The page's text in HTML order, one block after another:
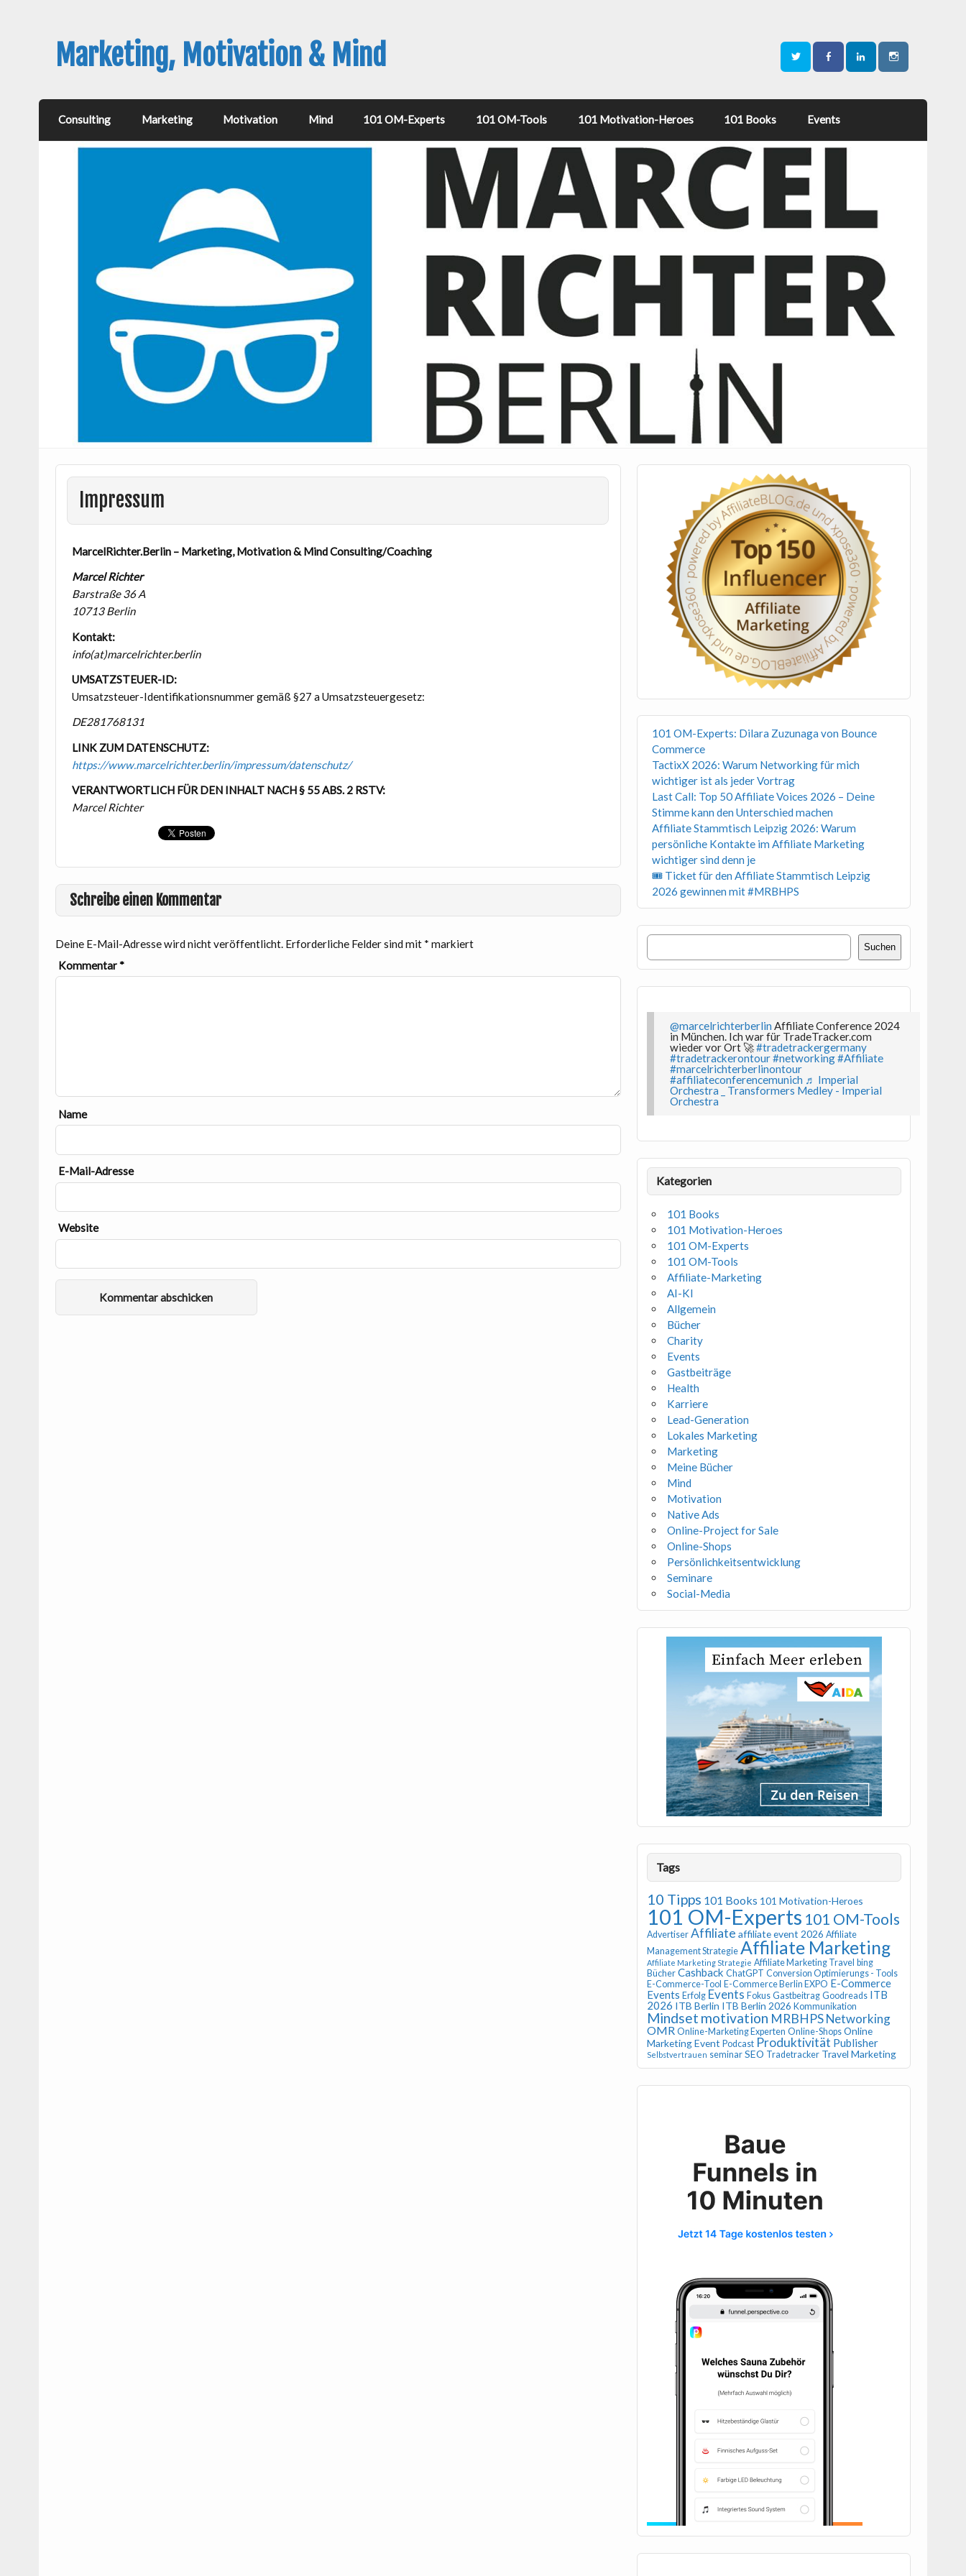
Marketing, Motivation & Mind
Consulting Marketing Motivation Mind 101 OM-Experts 101 OM-Tools 101 Motivation-Heroes 101 Books Events
Impressum
MarcelRichter.Berlin – Marketing, Motivation & Mind Consulting/Coaching
Marcel Richter
Barstraße 36 A
10713 Berlin
Kontakt:
info(at)marcelrichter.berlin
UMSATZSTEUER-ID:
Umsatzsteuer-Identifikationsnummer gemäß §27 a Umsatzsteuergesetz:
DE281768131
LINK ZUM DATENSCHUTZ:
https://www.marcelrichter.berlin/impressum/datenschutz/
VERANTWORTLICH FÜR DEN INHALT NACH § 55 ABS. 2 RSTV:
Marcel Richter
Schreibe einen Kommentar
Deine E-Mail-Adresse wird nicht veröffentlicht. Erforderliche Felder sind mit * markiert
Kommentar*
Name
E-Mail-Adresse
Website
101 OM-Experts: Dilara Zuzunaga von Bounce
Commerce
TactixX 2026: Warum Networking für mich
wichtiger ist als jeder Vortrag
Last Call: Top 50 Affiliate Voices 2026 – Deine
Stimme kann den Unterschied machen
Affiliate Stammtisch Leipzig 2026: Warum
persönliche Kontakte im Affiliate Marketing
wichtiger sind denn je
🎟 Ticket für den Affiliate Stammtisch Leipzig
2026 gewinnen mit #MRBHPS
Suchen
Suchen
@marcelrichterberlin Affiliate Conference 2024
in München. Ich war für TradeTracker.com
wieder vor Ort 🚀#tradetrackergermany
#tradetrackerontour#networking#Affiliate
#marcelrichterberlinontour
#affiliateconferencemunich ♬ Imperial
Orchestra _ Transformers Medley - Imperial
Orchestra
Kategorien
101 Books
101 Motivation-Heroes
101 OM-Experts
101 OM-Tools
Affiliate-Marketing
AI-KI
Allgemein
Bücher
Charity
Events
Gastbeiträge
Health
Karriere
Lead-Generation
Lokales Marketing
Marketing
Meine Bücher
Mind
Motivation
Native Ads
Online-Project for Sale
Online-Shops
Persönlichkeitsentwicklung
Seminare
Social-Media
Tags
10 Tipps 101 Books 101 Motivation-Heroes
101 OM-Experts 101 OM-Tools
Advertiser Affiliate affiliate event 2026 Affiliate
Management Strategie Affiliate Marketing
Affiliate Marketing Strategie Affiliate Marketing Travel bing
Bücher Cashback ChatGPT Conversion Optimierungs - Tools
E-Commerce-Tool E-Commerce Berlin EXPO E-Commerce
Events Erfolg Events Fokus Gastbeitrag Goodreads ITB
2026 ITB Berlin ITB Berlin 2026 Kommunikation
Mindset motivation MRBHPS Networking
OMR Online-Marketing Experten Online-Shops Online
Marketing Event Podcast Produktivität Publisher
Selbstvertrauen seminar SEO Tradetracker Travel Marketing